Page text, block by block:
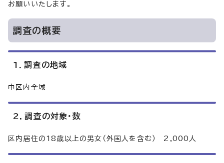
お願いいたします。
調査の概要
1．調査の地域
中区内全域
2．調査の対象・数
区内居住の18歳以上の男女（外国人を含む） 2,000人